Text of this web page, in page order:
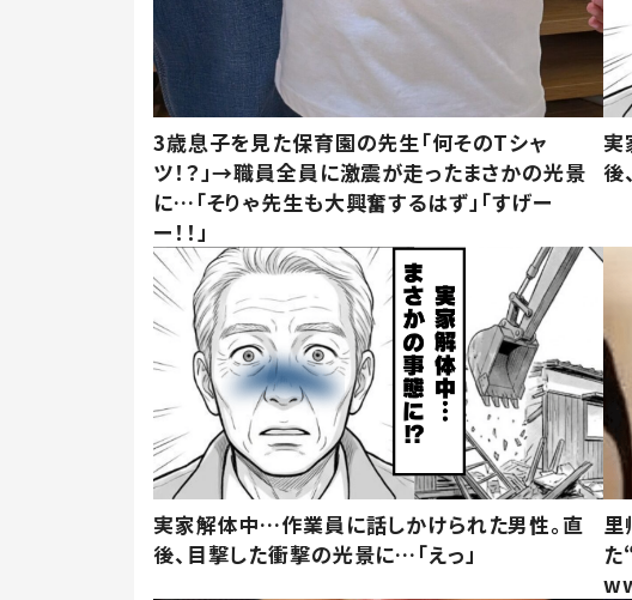
3歳息子を見た保育園の先生「何そのTシャ
ツ！？」→職員全員に激震が走ったまさかの光景
に…「そりゃ先生も大興奮するはず」「すげー
ー！！」
実
後
実家解体中…作業員に話しかけられた男性。直
後、目撃した衝撃の光景に…「えっ」
里
た